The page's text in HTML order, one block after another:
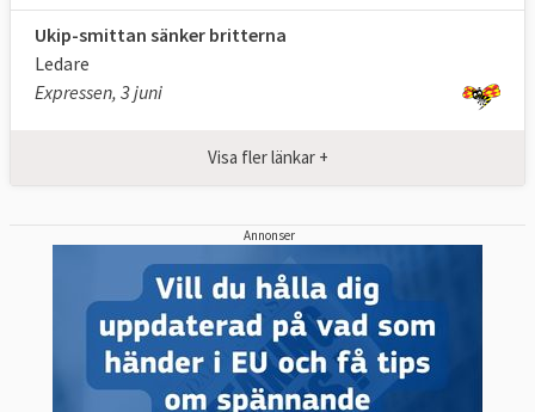
Feministiskt initiativ 5,5 % (1)
Ukip-smittan sänker britterna
Ledare
Expressen, 3 juni
Visa fler länkar +
Annonser